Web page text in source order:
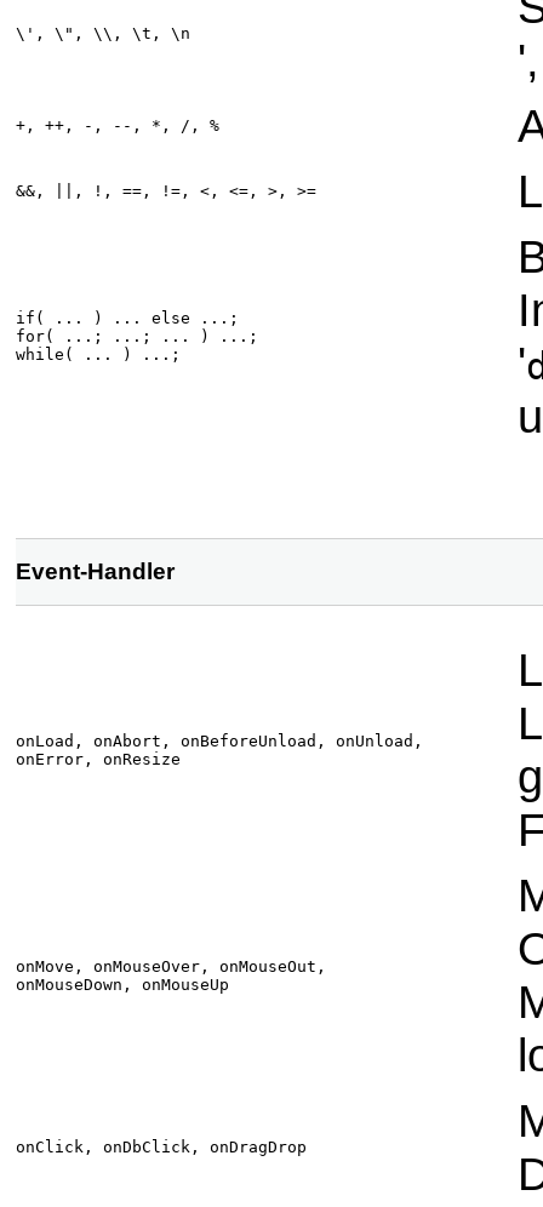
\', \", \\, \t, \n
+, ++, -, --, *, /, %
&&, ||, !, ==, !=, <, <=, >, >=
if( ... ) ... else ...;
for( ...; ...; ... ) ...;
while( ... ) ...;
'
Event-Handler
onLoad, onAbort, onBeforeUnload, onUnload,
onError, onResize
onMove, onMouseOver, onMouseOut,
onMouseDown, onMouseUp
onClick, onDbClick, onDragDrop